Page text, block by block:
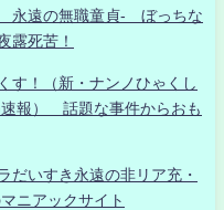
遠の無職童貞- ぼっちな
露死苦！
す！（新・ナンノひゃくし
速報） 話題な事件からおも
だいすき永遠の非リア充・
ニアックサイト